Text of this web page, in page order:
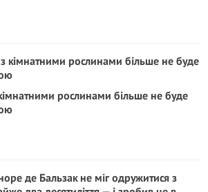
рослинами більше не буде